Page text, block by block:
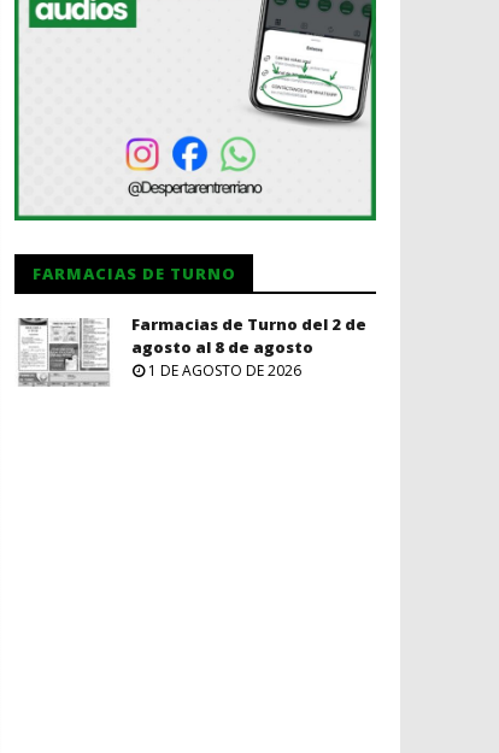
FARMACIAS DE TURNO
Farmacias de Turno del 2 de
agosto al 8 de agosto
1 DE AGOSTO DE 2026